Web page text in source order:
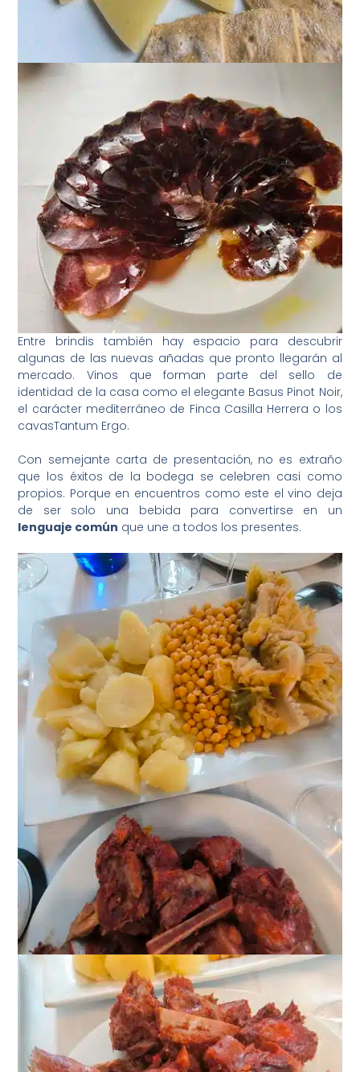
Entre brindis también hay espacio para descubrir
algunas de las nuevas añadas que pronto llegarán al
mercado. Vinos que forman parte del sello de
identidad de la casa como el elegante Basus Pinot Noir,
el carácter mediterráneo de Finca Casilla Herrera o los
cavasTantum Ergo.
Con semejante carta de presentación, no es extraño
que los éxitos de la bodega se celebren casi como
propios. Porque en encuentros como este el vino deja
de ser solo una bebida para convertirse en un
lenguaje común que une a todos los presentes.